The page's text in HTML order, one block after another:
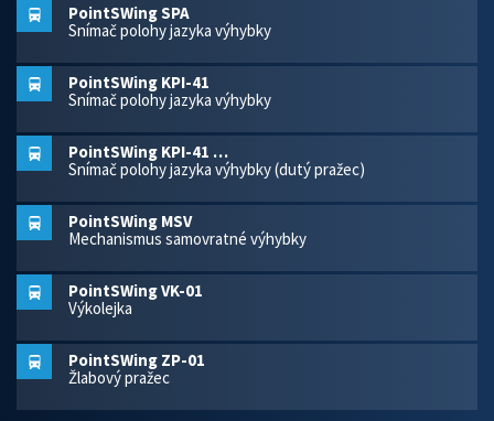
PointSWing SPA
Snímač polohy jazyka výhybky
PointSWing KPI-41
Snímač polohy jazyka výhybky
PointSWing KPI-41 …
Snímač polohy jazyka výhybky (dutý pražec)
PointSWing MSV
Mechanismus samovratné výhybky
PointSWing VK-01
Výkolejka
PointSWing ZP-01
Žlabový pražec